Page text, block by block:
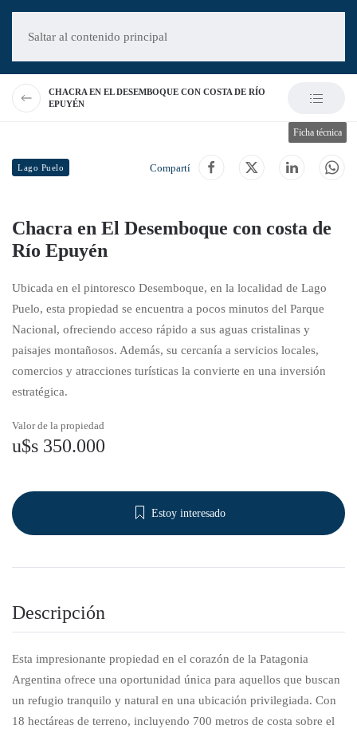
Saltar al contenido principal
CHACRA EN EL DESEMBOQUE CON COSTA DE RÍO
EPUYÉN
Lago Puelo Compartí
Chacra en El Desemboque con costa de
Río Epuyén
Ubicada en el pintoresco Desemboque, en la localidad de Lago
Puelo, esta propiedad se encuentra a pocos minutos del Parque
Nacional, ofreciendo acceso rápido a sus aguas cristalinas y
paisajes montañosos. Además, su cercanía a servicios locales,
comercios y atracciones turísticas la convierte en una inversión
estratégica.
Valor de la propiedad
u$s 350.000
Estoy interesado
Descripción
Esta impresionante propiedad en el corazón de la Patagonia
Argentina ofrece una oportunidad única para aquellos que buscan
un refugio tranquilo y natural en una ubicación privilegiada. Con
18 hectáreas de terreno, incluyendo 700 metros de costa sobre el
Ficha técnica